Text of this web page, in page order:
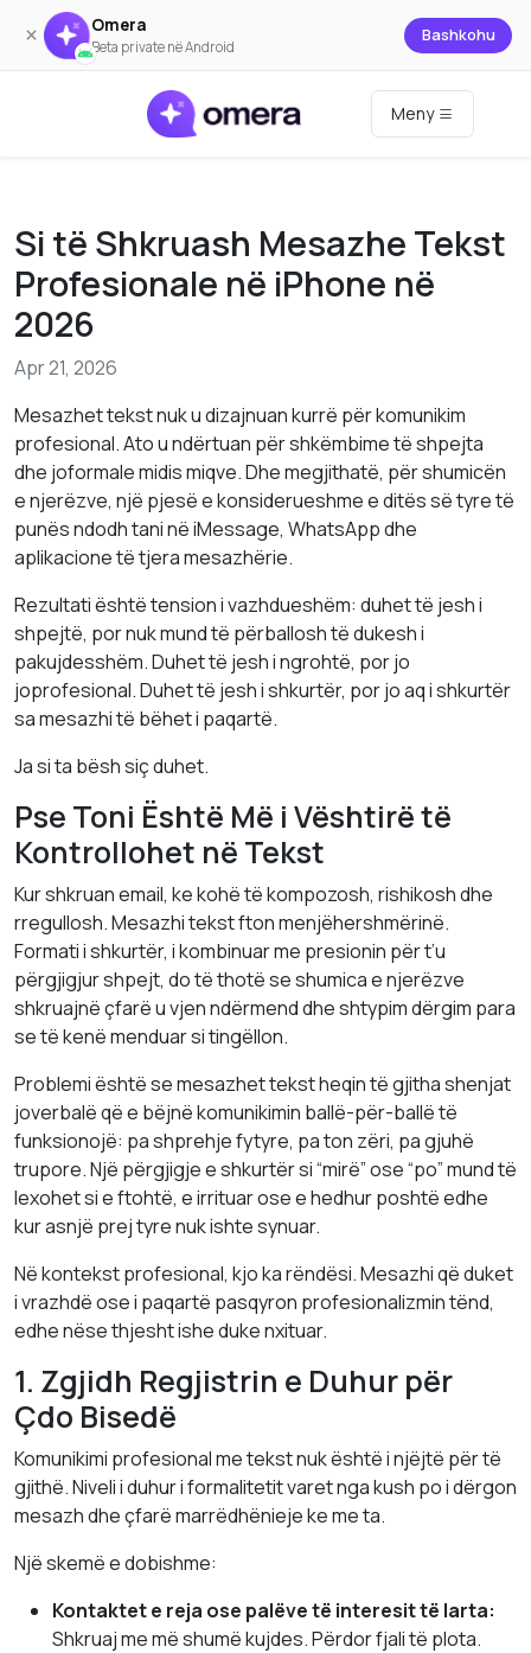
× Omera
Beta private në Android
Bashkohu
Meny
Si të Shkruash Mesazhe Tekst
Profesionale në iPhone në
2026
Apr 21, 2026
Mesazhet tekst nuk u dizajnuan kurrë për komunikim
profesional. Ato u ndërtuan për shkëmbime të shpejta
dhe joformale midis miqve. Dhe megjithatë, për shumicën
e njerëzve, një pjesë e konsiderueshme e ditës së tyre të
punës ndodh tani në iMessage, WhatsApp dhe
aplikacione të tjera mesazhërie.
Rezultati është tension i vazhdueshëm: duhet të jesh i
shpejtë, por nuk mund të përballosh të dukesh i
pakujdesshëm. Duhet të jesh i ngrohtë, por jo
joprofesional. Duhet të jesh i shkurtër, por jo aq i shkurtër
sa mesazhi të bëhet i paqartë.
Ja si ta bësh siç duhet.
Pse Toni Është Më i Vështirë të
Kontrollohet në Tekst
Kur shkruan email, ke kohë të kompozosh, rishikosh dhe
rregullosh. Mesazhi tekst fton menjëhershmërinë.
Formati i shkurtër, i kombinuar me presionin për t’u
përgjigjur shpejt, do të thotë se shumica e njerëzve
shkruajnë çfarë u vjen ndërmend dhe shtypim dërgim para
se të kenë menduar si tingëllon.
Problemi është se mesazhet tekst heqin të gjitha shenjat
joverbalë që e bëjnë komunikimin ballë-për-ballë të
funksionojë: pa shprehje fytyre, pa ton zëri, pa gjuhë
trupore. Një përgjigje e shkurtër si “mirë” ose “po” mund të
lexohet si e ftohtë, e irrituar ose e hedhur poshtë edhe
kur asnjë prej tyre nuk ishte synuar.
Në kontekst profesional, kjo ka rëndësi. Mesazhi që duket
i vrazhdë ose i paqartë pasqyron profesionalizmin tënd,
edhe nëse thjesht ishe duke nxituar.
1. Zgjidh Regjistrin e Duhur për
Çdo Bisedë
Komunikimi profesional me tekst nuk është i njëjtë për të
gjithë. Niveli i duhur i formalitetit varet nga kush po i dërgon
mesazh dhe çfarë marrëdhënieje ke me ta.
Një skemë e dobishme:
Kontaktet e reja ose palëve të interesit të larta:
Shkruaj me më shumë kujdes. Përdor fjali të plota.